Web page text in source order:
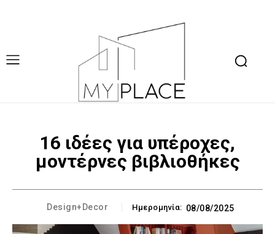
16 ιδέες για υπέροχες,
μοντέρνες βιβλιοθήκες
Design+Decor Ημερομηνία: 08/08/2025